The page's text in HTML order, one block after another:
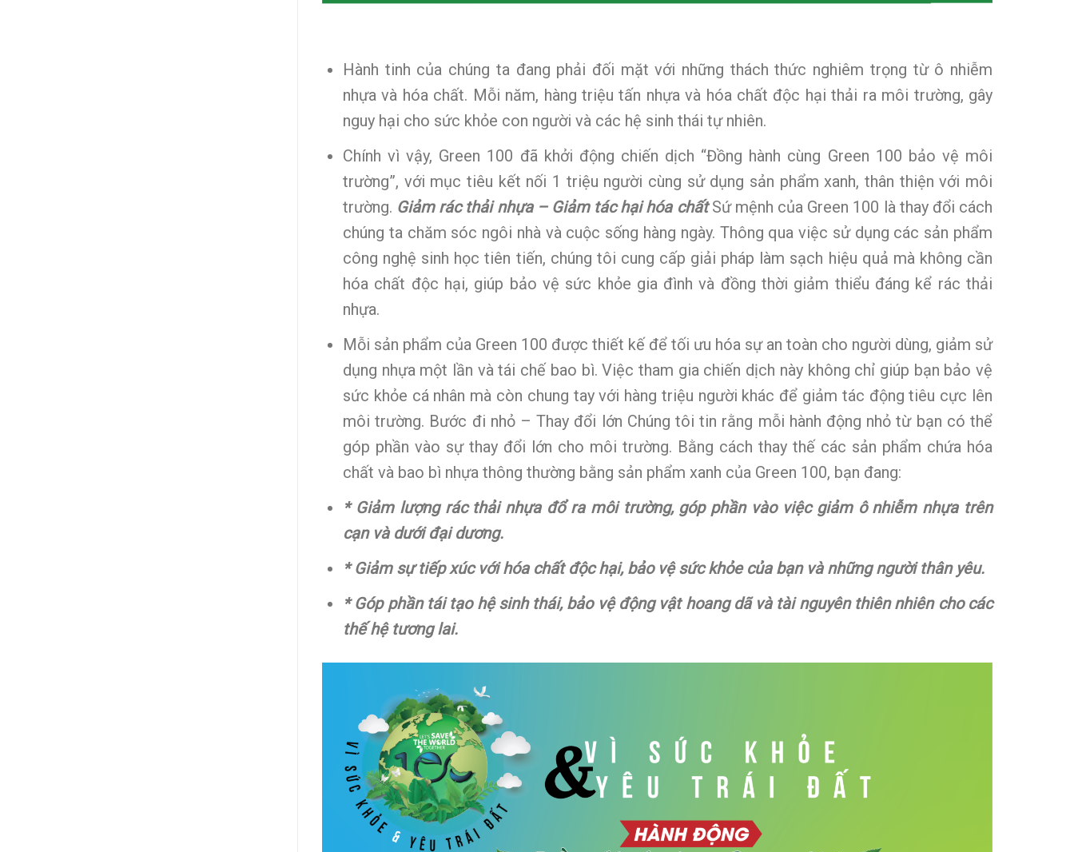
Hành tinh của chúng ta đang phải đối mặt với những thách thức nghiêm trọng từ ô nhiễm
nhựa và hóa chất. Mỗi năm, hàng triệu tấn nhựa và hóa chất độc hại thải ra môi trường, gây
nguy hại cho sức khỏe con người và các hệ sinh thái tự nhiên.
Chính vì vậy, Green 100 đã khởi động chiến dịch “Đồng hành cùng Green 100 bảo vệ môi
trường”, với mục tiêu kết nối 1 triệu người cùng sử dụng sản phẩm xanh, thân thiện với môi
trường. Giảm rác thải nhựa – Giảm tác hại hóa chất Sứ mệnh của Green 100 là thay đổi cách
chúng ta chăm sóc ngôi nhà và cuộc sống hàng ngày. Thông qua việc sử dụng các sản phẩm
công nghệ sinh học tiên tiến, chúng tôi cung cấp giải pháp làm sạch hiệu quả mà không cần
hóa chất độc hại, giúp bảo vệ sức khỏe gia đình và đồng thời giảm thiểu đáng kể rác thải
nhựa.
Mỗi sản phẩm của Green 100 được thiết kế để tối ưu hóa sự an toàn cho người dùng, giảm sử
dụng nhựa một lần và tái chế bao bì. Việc tham gia chiến dịch này không chỉ giúp bạn bảo vệ
sức khỏe cá nhân mà còn chung tay với hàng triệu người khác để giảm tác động tiêu cực lên
môi trường. Bước đi nhỏ – Thay đổi lớn Chúng tôi tin rằng mỗi hành động nhỏ từ bạn có thể
góp phần vào sự thay đổi lớn cho môi trường. Bằng cách thay thế các sản phẩm chứa hóa
chất và bao bì nhựa thông thường bằng sản phẩm xanh của Green 100, bạn đang:
* Giảm lượng rác thải nhựa đổ ra môi trường, góp phần vào việc giảm ô nhiễm nhựa trên
cạn và dưới đại dương.
* Giảm sự tiếp xúc với hóa chất độc hại, bảo vệ sức khỏe của bạn và những người thân yêu.
* Góp phần tái tạo hệ sinh thái, bảo vệ động vật hoang dã và tài nguyên thiên nhiên cho các
thế hệ tương lai.